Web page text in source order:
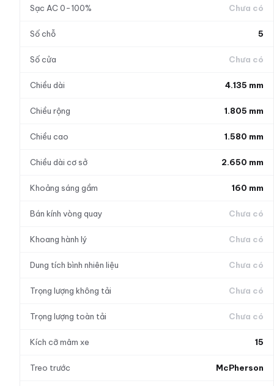
Sạc AC 0-100% Chưa có
Số chỗ 5
Số cửa Chưa có
Chiều dài 4.135 mm
Chiều rộng 1.805 mm
Chiều cao 1.580 mm
Chiều dài cơ sở 2.650 mm
Khoảng sáng gầm 160 mm
Bán kính vòng quay Chưa có
Khoang hành lý Chưa có
Dung tích bình nhiên liệu Chưa có
Trọng lượng không tải Chưa có
Trọng lượng toàn tải Chưa có
Kích cỡ mâm xe 15
Treo trước McPherson